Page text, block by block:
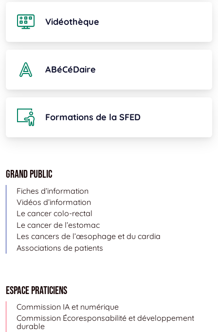
Vidéothèque
ABéCéDaire
Formations de la SFED
Grand public
Fiches d’information
Vidéos d’information
Le cancer colo-rectal
Le cancer de l’estomac
Les cancers de l’œsophage et du cardia
Associations de patients
Espace Praticiens
Commission IA et numérique
Commission Écoresponsabilité et développement
durable